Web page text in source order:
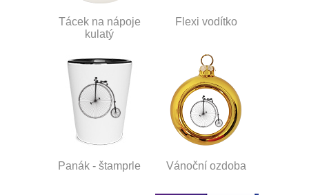
Tácek na nápoje
kulatý
Flexi vodítko
Panák - štamprle Vánoční ozdoba